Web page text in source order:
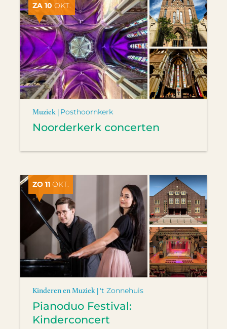
ZA 10 OKT.
Muziek | Posthoornkerk
Noorderkerk concerten
ZO 11 OKT.
Kinderen en Muziek | 't Zonnehuis
Pianoduo Festival:
Kinderconcert